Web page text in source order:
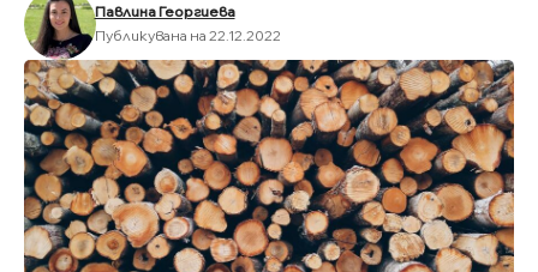
Павлина Георгиева
Публикувана на 22.12.2022